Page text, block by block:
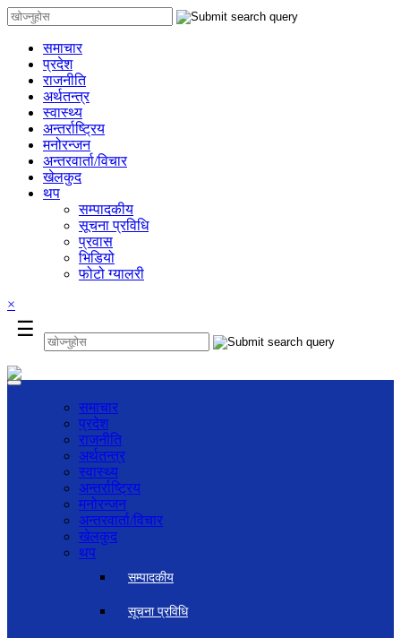
समाचार
प्रदेश
राजनीति
अर्थतन्त्र
स्वास्थ्य
अन्तर्राष्ट्रिय
मनोरन्जन
अन्तरवार्ता/विचार
खेलकुद
थप
सम्पादकीय
सूचना प्रविधि
प्रवास
भिडियो
फोटो ग्यालरी
×
☰
समाचार
प्रदेश
राजनीति
अर्थतन्त्र
स्वास्थ्य
अन्तर्राष्ट्रिय
मनोरन्जन
अन्तरवार्ता/विचार
खेलकुद
थप
सम्पादकीय
सूचना प्रविधि